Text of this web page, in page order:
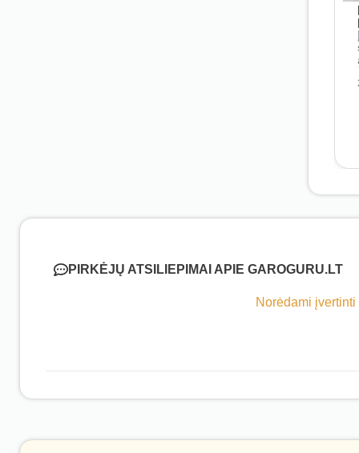
PIRKĖJŲ ATSILIEPIMAI APIE GAROGURU.LT
Norėdami